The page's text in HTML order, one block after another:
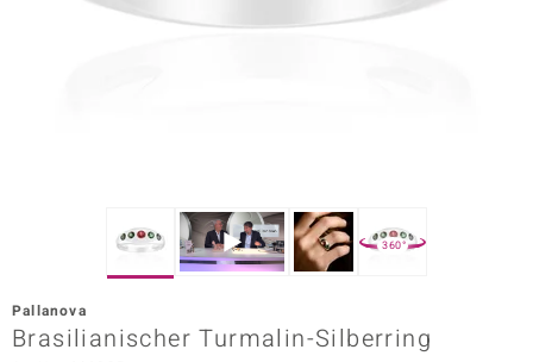
360°
Pallanova
Brasilianischer Turmalin-Silberring